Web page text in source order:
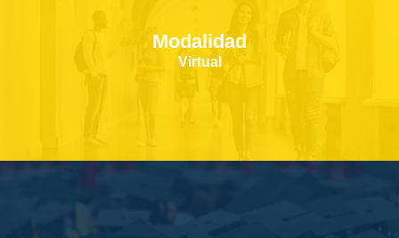
Modalidad
Virtual